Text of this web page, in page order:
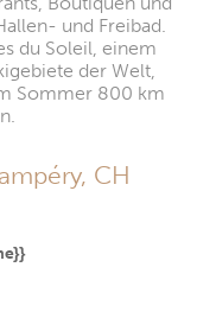
und Freibad.
du Soleil, einem
der Welt,
Sommer 800 km
CH